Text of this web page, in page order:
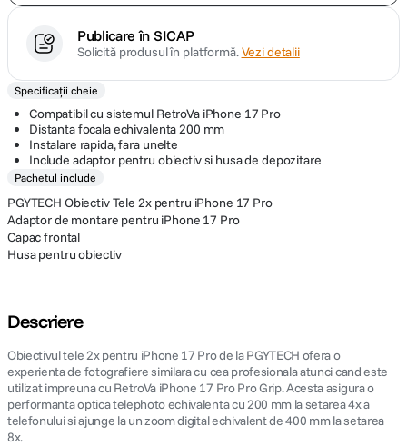
Publicare în SICAP
Solicită produsul în platformă.Vezi detalii
Specificații cheie
Compatibil cu sistemul RetroVa iPhone 17 Pro
Distanta focala echivalenta 200 mm
Instalare rapida, fara unelte
Include adaptor pentru obiectiv si husa de depozitare
Pachetul include
PGYTECH Obiectiv Tele 2x pentru iPhone 17 Pro
Adaptor de montare pentru iPhone 17 Pro
Capac frontal
Husa pentru obiectiv
Descriere
Obiectivul tele 2x pentru iPhone 17 Pro de la PGYTECH ofera o
experienta de fotografiere similara cu cea profesionala atunci cand este
utilizat impreuna cu RetroVa iPhone 17 Pro Pro Grip. Acesta asigura o
performanta optica telephoto echivalenta cu 200 mm la setarea 4x a
telefonului si ajunge la un zoom digital echivalent de 400 mm la setarea
8x.